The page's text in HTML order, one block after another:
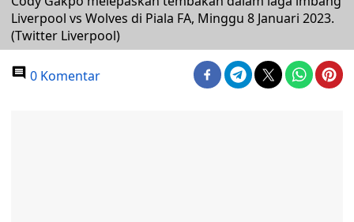
Liverpool vs Wolves di Piala FA, Minggu 8 Januari 2023.
(Twitter Liverpool)
0 Komentar